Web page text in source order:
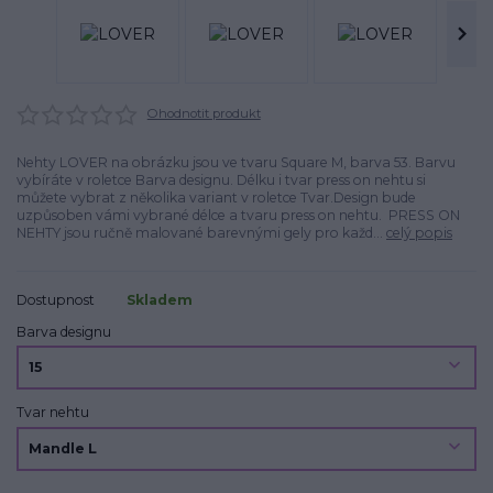
Ohodnotit produkt
Nehty LOVER na obrázku jsou ve tvaru Square M, barva 53. Barvu
vybíráte v roletce Barva designu. Délku i tvar press on nehtu si
můžete vybrat z několika variant v roletce Tvar.Design bude
uzpůsoben vámi vybrané délce a tvaru press on nehtu. PRESS ON
NEHTY jsou ručně malované barevnými gely pro každ... celý popis
Dostupnost
Skladem
Barva designu
Tvar nehtu